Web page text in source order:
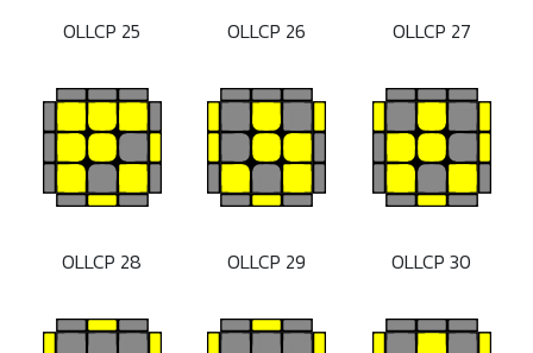
OLLCP 25 OLLCP 26 OLLCP 27
OLLCP 28 OLLCP 29 OLLCP 30